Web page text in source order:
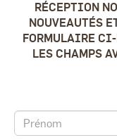
RÉCEPTION
NOUVEAUTÉS
FORMULAIRE
LES CHAMPS